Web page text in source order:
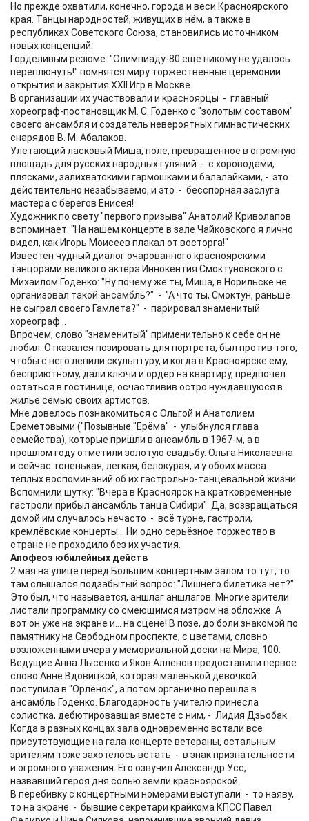
Но прежде охватили, конечно, города и веси Красноярского
края. Танцы народностей, живущих в нём, а также в
республиках Советского Союза, становились источником
новых концепций.
Горделивым резюме: "Олимпиаду-80 ещё никому не удалось
переплюнуть!" помнятся миру торжественные церемонии
открытия и закрытия XXII Игр в Москве.
В организации их участвовали и красноярцы - главный
хореограф-постановщик М. С. Годенко с "золотым составом"
своего ансамбля и создатель невероятных гимнастических
снарядов В. М. Абалаков.
Улетающий ласковый Миша, поле, превращённое в огромную
площадь для русских народных гуляний - с хороводами,
плясками, залихватскими гармошками и балалайками, - это
действительно незабываемо, и это - бесспорная заслуга
мастера с берегов Енисея!
Художник по свету "первого призыва" Анатолий Криволапов
вспоминает: "На нашем концерте в зале Чайковского я лично
видел, как Игорь Моисеев плакал от восторга!"
Известен чудный диалог очарованного красноярскими
танцорами великого актёра Иннокентия Смоктуновского с
Михаилом Годенко: "Ну почему же ты, Миша, в Норильске не
организовал такой ансамбль?" - "А что ты, Смоктун, раньше
не сыграл своего Гамлета?" - парировал знаменитый
хореограф...
Впрочем, слово "знаменитый" применительно к себе он не
любил. Отказался позировать для портрета, был против того,
чтобы с него лепили скульптуру, и когда в Красноярске ему,
бесприютному, дали ключи и ордер на квартиру, предпочёл
остаться в гостинице, осчастливив остро нуждавшуюся в
жилье семью своих артистов.
Мне довелось познакомиться с Ольгой и Анатолием
Ереметовыми ("Позывные "Ерёма" - улыбнулся глава
семейства), которые пришли в ансамбль в 1967-м, а в
прошлом году отметили золотую свадьбу. Ольга Николаевна
и сейчас тоненькая, лёгкая, белокурая, и у обоих масса
тёплых воспоминаний об их гастрольно-танцевальной жизни.
Вспомнили шутку: "Вчера в Красноярск на кратковременные
гастроли прибыл ансамбль танца Сибири". Да, возвращаться
домой им случалось нечасто - всё турне, гастроли,
кремлёвские концерты... Ни одно серьёзное торжество в
стране не проходило без их участия.
Апофеоз юбилейных действ
2 мая на улице перед Большим концертным залом то тут, то
там слышался подзабытый вопрос: "Лишнего билетика нет?"
Это был, что называется, аншлаг аншлагов. Многие зрители
листали программку со смеющимся мэтром на обложке. А
вот он уже на экране и... на сцене! В позе, до боли знакомой по
памятнику на Свободном проспекте, с цветами, словно
возложенными вчера у мемориальной доски на Мира, 100.
Ведущие Анна Лысенко и Яков Алленов предоставили первое
слово Анне Вдовицкой, которая маленькой девочкой
поступила в "Орлёнок", а потом органично перешла в
ансамбль Годенко. Благодарность учителю принесла
солистка, дебютировавшая вместе с ним, - Лидия Дзьобак.
Когда в разных концах зала одновременно встали все
присутствующие на гала-концерте ветераны, остальным
зрителям тоже захотелось встать - в знак признательности
и огромного уважения. Его озвучил Александр Усс,
назвавший героя дня солью земли красноярской.
В перебивку с концертными номерами выступали - то наяву,
то на экране - бывшие секретари крайкома КПСС Павел